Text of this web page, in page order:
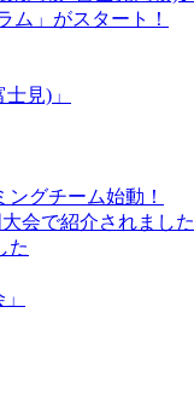
ム」がスタート！
見)」
グチーム始動！
会で紹介されました
た